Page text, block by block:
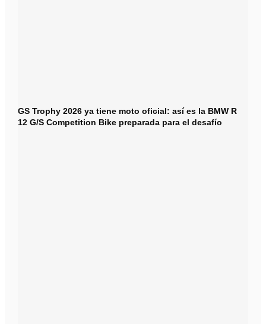
GS Trophy 2026 ya tiene moto oficial: así es la BMW R
12 G/S Competition Bike preparada para el desafío